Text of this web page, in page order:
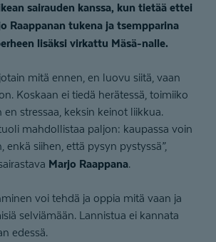
sairauden kanssa, kun tietää ettei
Raappanan tukena ja tsempparina
lisäksi virkattu Mäsä-nalle.
mitä ennen, en luovu siitä, vaan
Koskaan ei tiedä herätessä, toimiiko
stressaa, keksin keinot liikkua.
mahdollistaa paljon: kaupassa voin
enkä siihen, että pysyn pystyssä”,
Marjo Raappana.
voi tehdä ja oppia mitä vaan ja
selviämään. Lannistua ei kannata
edessä.